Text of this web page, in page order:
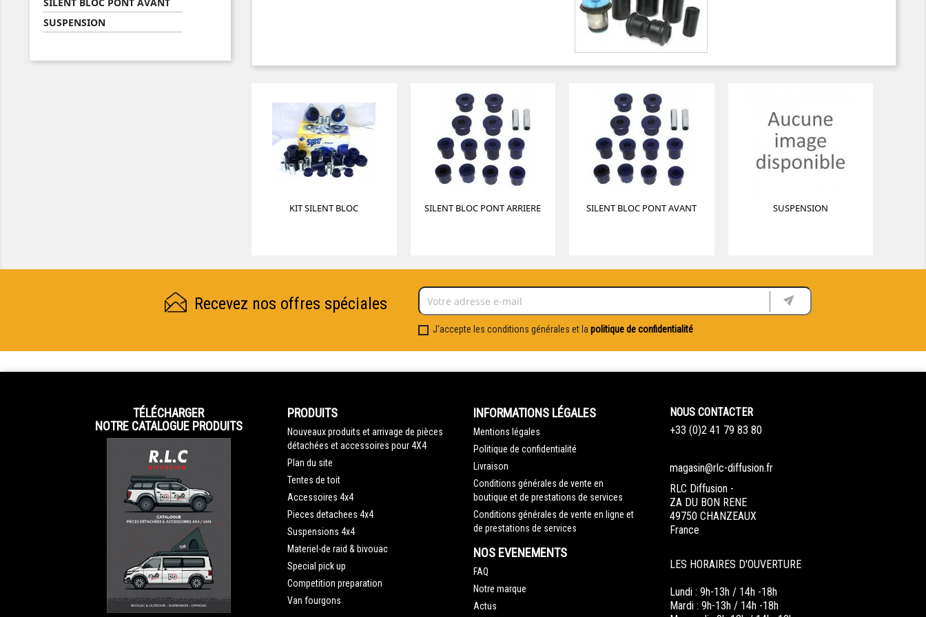
SUSPENSION
KIT SILENT BLOC SILENT BLOC PONT ARRIERE SILENT BLOC PONT AVANT SUSPENSION
Recevez nos offres spéciales
J'accepte les conditions générales et la politique de confidentialité
TÉLÉCHARGER
NOTRE CATALOGUE PRODUITS
PRODUITS
Nouveaux produits et arrivage de pièces
détachées et accessoires pour 4X4
Plan du site
Tentes de toit
Accessoires 4x4
Pieces detachees 4x4
Suspensions 4x4
Materiel-de raid & bivouac
Special pick up
Competition preparation
Van fourgons
INFORMATIONS LÉGALES
Mentions légales
Politique de confidentialité
Livraison
Conditions générales de vente en
boutique et de prestations de services
Conditions générales de vente en ligne et
de prestations de services
NOS EVENEMENTS
FAQ
Notre marque
Actus
NOUS CONTACTER
+33 (0)2 41 79 83 80
magasin@rlc-diffusion.fr
RLC Diffusion -
ZA DU BON RENE
49750 CHANZEAUX
France
LES HORAIRES D'OUVERTURE
Lundi : 9h-13h / 14h -18h
Mardi : 9h-13h / 14h -18h